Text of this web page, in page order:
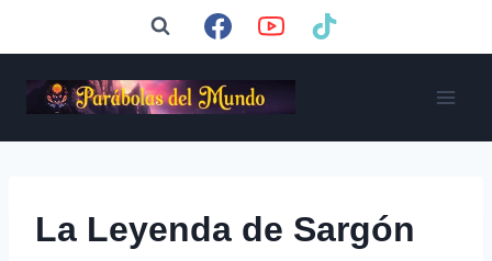
La Leyenda de Sargón